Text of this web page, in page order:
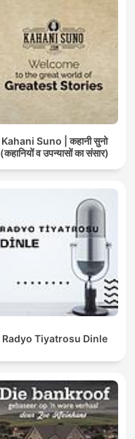
Kahani Suno | कहानी सुनो
(कहानियों व उपन्यासों का संसार)
Radyo Tiyatrosu Dinle